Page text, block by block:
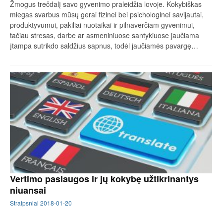
Žmogus trečdalį savo gyvenimo praleidžia lovoje. Kokybiškas
miegas svarbus mūsų gerai fizinei bei psichologinei savijautai,
produktyvumui, pakiliai nuotaikai ir pilnaverčiam gyvenimui,
tačiau stresas, darbe ar asmeniniuose santykiuose jaučiama
įtampa sutrikdo saldžius sapnus, todėl jaučiamės pavargę…
Vertimo paslaugos ir jų kokybę užtikrinantys
niuansai
Straipsniai 2018-01-20